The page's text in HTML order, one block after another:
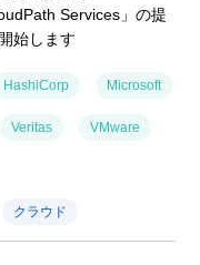
Services」の提
始します
HashiCorp Microsoft
Veritas VMware
クラウド